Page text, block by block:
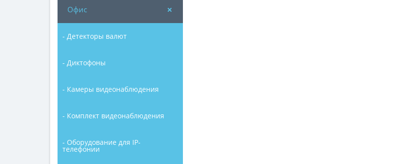
Офис
- Детекторы валют
- Диктофоны
- Камеры видеонаблюдения
- Комплект видеонаблюдения
- Оборудование для IP-
телефонии